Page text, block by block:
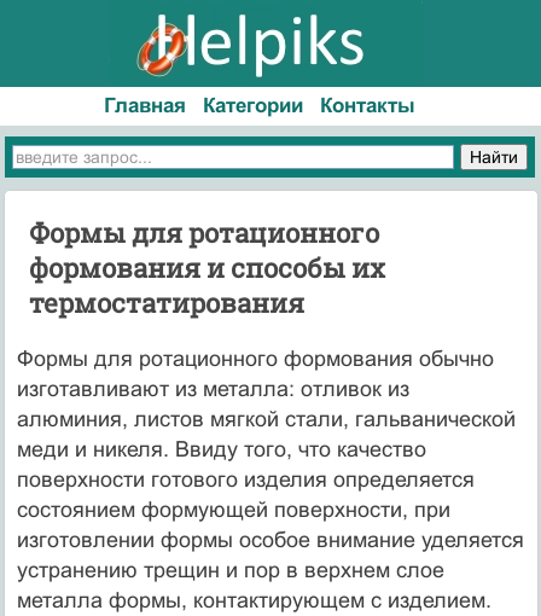
Главная Категории Контакты
Формы для ротационного
формования и способы их
термостатирования
Формы для ротационного формования обычно
изготавливают из металла: отливок из
алюминия, листов мягкой стали, гальванической
меди и никеля. Ввиду того, что качество
поверхности готового изделия определяется
состоянием формующей поверхности, при
изготовлении формы особое внимание уделяется
устранению трещин и пор в верхнем слое
металла формы, контактирующем с изделием.